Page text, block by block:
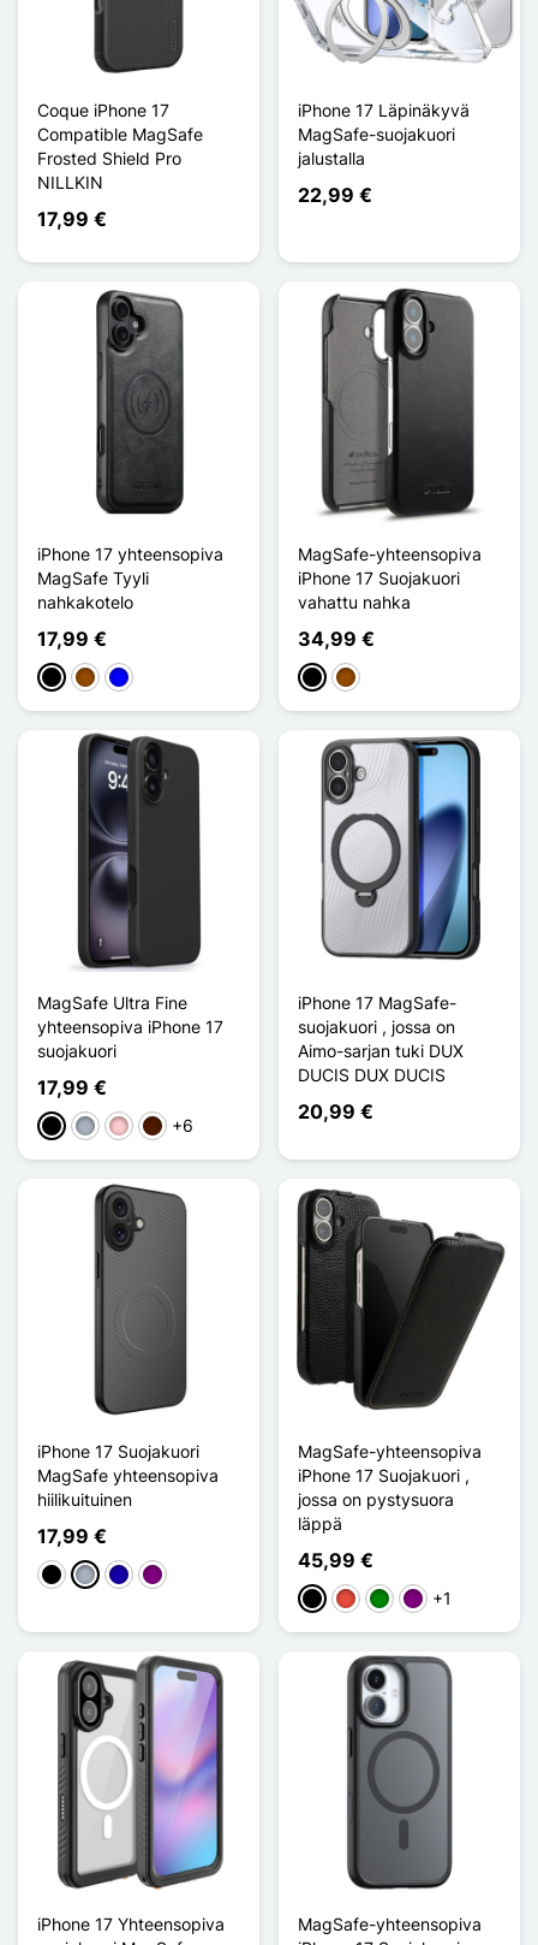
Coque iPhone 17
Compatible MagSafe
Frosted Shield Pro
NILLKIN
17,99 €
iPhone 17 Läpinäkyvä
MagSafe-suojakuori
jalustalla
22,99 €
iPhone 17 yhteensopiva
MagSafe Tyyli
nahkakotelo
17,99 €
MustaRuskeaSininen
MagSafe-yhteensopiva
iPhone 17 Suojakuori
vahattu nahka
34,99 €
MustaRuskea
MagSafe Ultra Fine
yhteensopiva iPhone 17
suojakuori
17,99 €
MustaHarmaa
PinkkiMarron Foncé
+6
iPhone 17 MagSafe-
suojakuori , jossa on
Aimo-sarjan tuki DUX
DUCIS DUX DUCIS
20,99 €
iPhone 17 Suojakuori
MagSafe yhteensopiva
hiilikuituinen
17,99 €
MustaHarmaaBleu Foncé
Violet
MagSafe-yhteensopiva
iPhone 17 Suojakuori ,
jossa on pystysuora
läppä
45,99 €
MustaPunainen
VihreäViolet
+1
iPhone 17 Yhteensopiva
MagSafe-yhteensopiva